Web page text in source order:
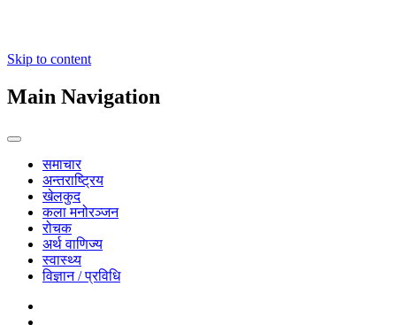
Skip to content
Main Navigation
समाचार
अन्तराष्ट्रिय
खेलकुद
कला मनोरञ्जन
रोचक
अर्थ वाणिज्य
स्वास्थ्य
विज्ञान / प्रविधि